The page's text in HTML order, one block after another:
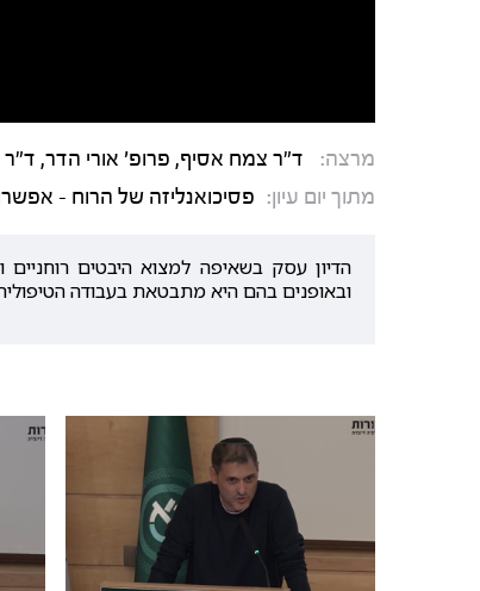
מרצה:
ד"ר צמח אסיף, פרופ' אורי הדר,
מתוך יום עיון: פסיכואנליזה של הרוח -
הדיון עסק בשאיפה למצוא היבטים
ובאופנים בהם היא מתבטאת בעבודה